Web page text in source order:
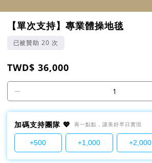
【單次支持】專業體操地毯
已被贊助 20 次
TWD$ 36,000
1
加碼支持團隊 💖 再一點點，讓美好早日實現
+500 +1,000 +2,000